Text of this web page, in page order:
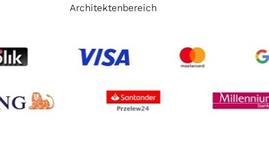
Architektenbereich